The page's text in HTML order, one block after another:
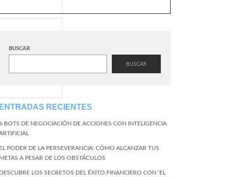
BUSCAR
BUSCAR
ENTRADAS RECIENTES
BOTS DE NEGOCIACIÓN DE ACCIONES CON INTELIGENCIA
EL PODER DE LA PERSEVERANCIA: CÓMO ALCANZAR TUS
METAS A PESAR DE LOS OBSTÁCULOS
DESCUBRE LOS SECRETOS DEL ÉXITO FINANCIERO CON ‘EL